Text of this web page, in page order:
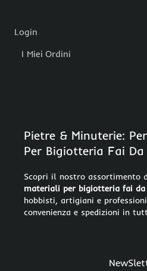
Login
I Miei Ordini
Pietre & Minuterie:
Per Bigiotteria Fai Da
Scopri il nostro assortimento
materiali per bigiotteria fai
hobbisti, artigiani e
convenienza e spedizioni in